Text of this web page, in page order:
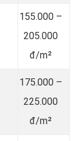
155.000 –
205.000
đ/m²
175.000 –
225.000
đ/m²